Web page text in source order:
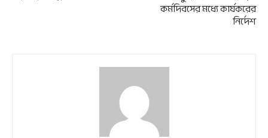
কর্মদিবসের মধ্যে কার্যকরের
নির্দেশ